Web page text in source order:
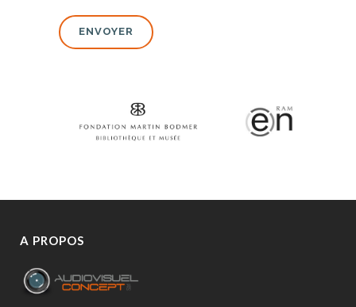
A PROPOS